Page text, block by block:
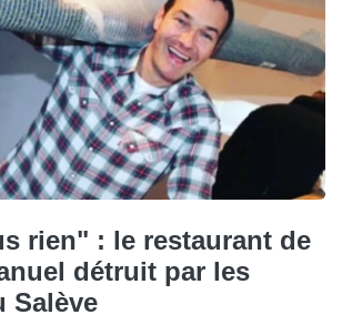
rien" : le restaurant de
détruit par les
Salève